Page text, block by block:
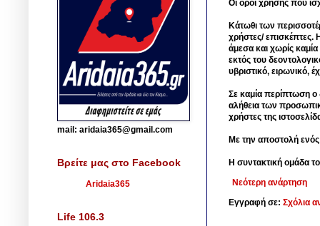
Οι όροι χρήσης που
Κάτωθι των
χρήστες/ επισκέπτες.
άμεσα και χωρίς
εκτός του
υβριστικό, ειρωνικό,
Σε καμία περίπτωση ο
αλήθεια των
χρήστες της
Με την αποστολή
Η συντακτική ομάδα
Νεότερη ανάρτηση
Εγγραφή σε: Σχόλια
mail: aridaia365@gmail.com
Βρείτε μας στο Facebook
Aridaia365
Life 106.3